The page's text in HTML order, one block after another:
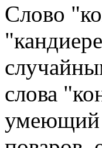
Слово
слова
умеющий